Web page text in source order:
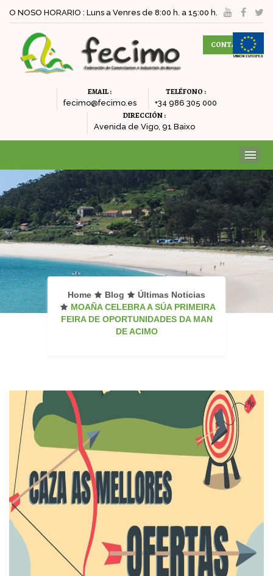
O NOSO HORARIO : Luns a Venres de 8:00 h. a 15:00 h.
CONTACTAR
EMAIL :
fecimo@fecimo.es
TELÉFONO :
+34 986 305 000
DIRECCIÓN :
Avenida de Vigo, 91 Baixo
Home Blog
Últimas Noticias
MOAÑA CELEBRA A SÚA PRIMEIRA
FEIRA DE OPORTUNIDADES DA MAN
DE ACIMO